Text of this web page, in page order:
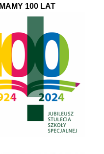
MAMY 100 LAT